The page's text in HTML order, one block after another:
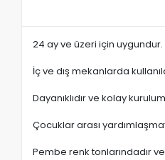
24 ay ve üzeri için uygundur.
İç ve dış mekanlarda
Dayanıklıdır ve kolay
Çocuklar arası
Pembe renk tonlarındadır